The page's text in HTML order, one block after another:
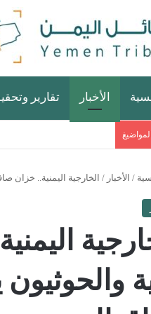
الأخبار تقارير
/ الأخبار / الخارجية اليمنية.. خزان